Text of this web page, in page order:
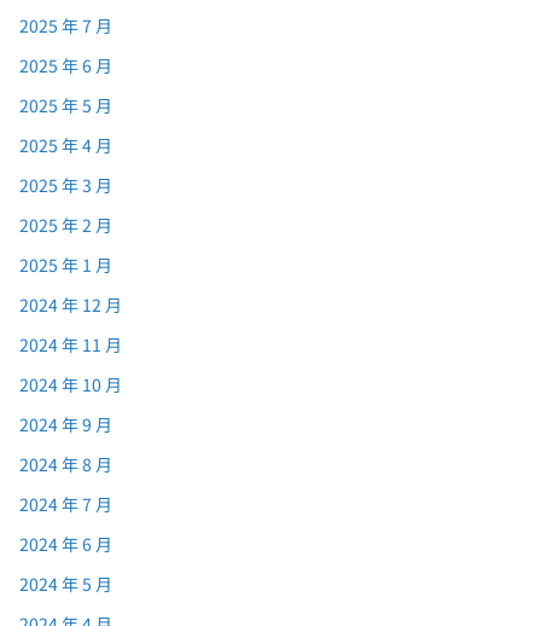
2025 年 7 月
2025 年 6 月
2025 年 5 月
2025 年 4 月
2025 年 3 月
2025 年 2 月
2025 年 1 月
2024 年 12 月
2024 年 11 月
2024 年 10 月
2024 年 9 月
2024 年 8 月
2024 年 7 月
2024 年 6 月
2024 年 5 月